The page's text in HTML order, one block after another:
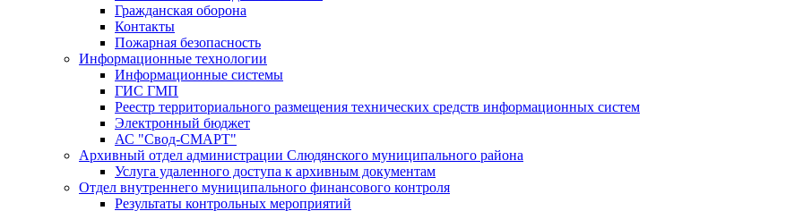
Гражданская оборона
Контакты
Пожарная безопасность
Информационные технологии
Информационные системы
ГИС ГМП
Реестр территориального размещения технических средств информационных систем
Электронный бюджет
АС "Свод-СМАРТ"
Архивный отдел администрации Слюдянского муниципального района
Услуга удаленного доступа к архивным документам
Отдел внутреннего муниципального финансового контроля
Результаты контрольных мероприятий